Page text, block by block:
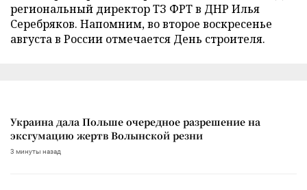
региональный директор ТЗ ФРТ в ДНР Илья
Серебряков. Напомним, во второе воскресенье
августа в России отмечается День строителя.
Украина дала Польше очередное разрешение на
эксгумацию жертв Волынской резни
3 минуты назад